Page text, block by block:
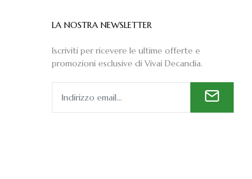
LA NOSTRA NEWSLETTER
Iscriviti per ricevere le ultime offerte e
promozioni esclusive di Vivai Decandia.